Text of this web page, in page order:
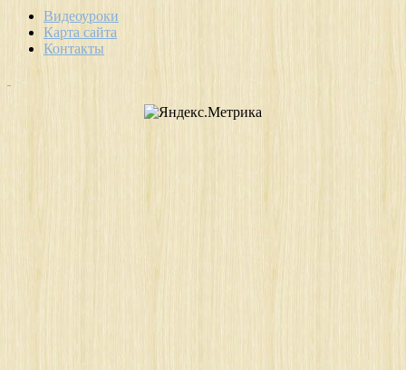
Видеоуроки
Карта сайта
Контакты